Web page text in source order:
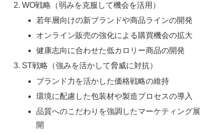
WO戦略（弱みを克服して機会を活用）
若年層向けの新ブランドや商品ラインの開発
オンライン販売の強化による購買機会の拡大
健康志向に合わせた低カロリー商品の開発
ST戦略（強みを活かして脅威に対抗）
ブランド力を活かした価格戦略の維持
環境に配慮した包装材や製造プロセスの導入
品質へのこだわりを強調したマーケティング展
開